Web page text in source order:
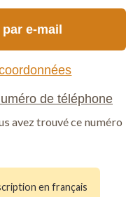
en français
e-mail
avez trouvé ce numéro